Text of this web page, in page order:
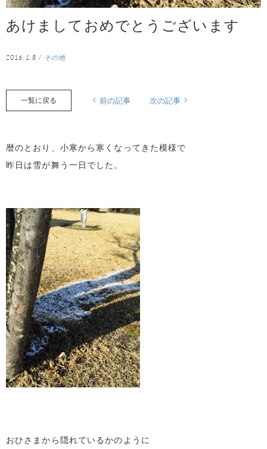
あけましておめでとうございます
2016.1.8 / その他
一覧に戻る 前の記事 次の記事
暦のとおり、小寒から寒くなってきた模様で
昨日は雪が舞う一日でした。
おひさまから隠れているかのように